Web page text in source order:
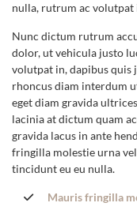
nulla, rutrum ac volutpat
Nunc dictum rutrum
dolor, ut vehicula justo
volutpat in, dapibus quis
rhoncus diam interdum
eget diam gravida
lacinia at dictum quam
gravida lacus in ante
fringilla molestie urna
tincidunt eu eu nulla.
Mauris fringilla